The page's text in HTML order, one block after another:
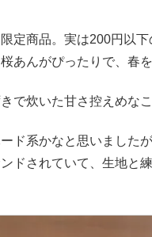
定商品。実は200円以
あんがぴったりで、春
で炊いた甘さ控えめな
ド系かなと思いました
ドされていて、生地と